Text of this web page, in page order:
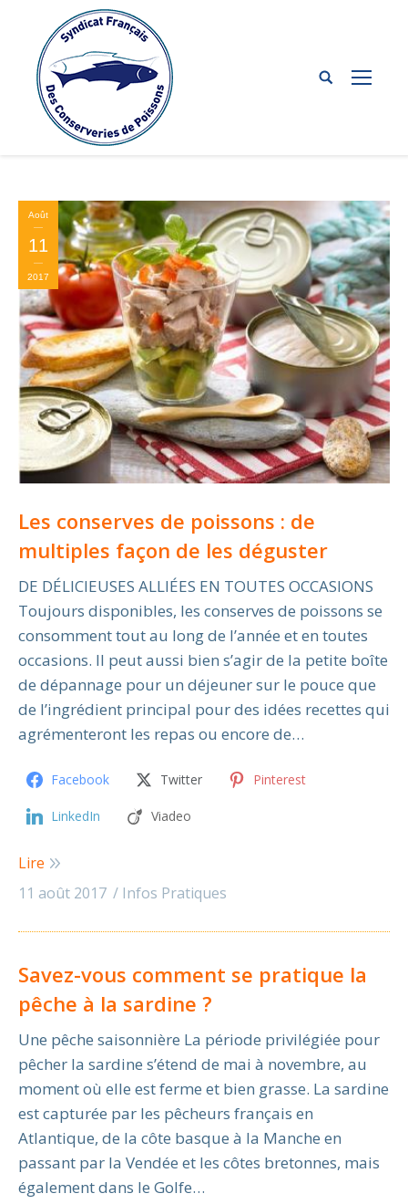
Août
11
2017
Les conserves de poissons : de
multiples façon de les déguster
DE DÉLICIEUSES ALLIÉES EN TOUTES OCCASIONS
Toujours disponibles, les conserves de poissons se
consomment tout au long de l’année et en toutes
occasions. Il peut aussi bien s’agir de la petite boîte
de dépannage pour un déjeuner sur le pouce que
de l’ingrédient principal pour des idées recettes qui
agrémenteront les repas ou encore de…
Facebook Twitter Pinterest
LinkedIn Viadeo
Lire
11 août 2017
Infos Pratiques
Savez-vous comment se pratique la
pêche à la sardine ?
Une pêche saisonnière La période privilégiée pour
pêcher la sardine s’étend de mai à novembre, au
moment où elle est ferme et bien grasse. La sardine
est capturée par les pêcheurs français en
Atlantique, de la côte basque à la Manche en
passant par la Vendée et les côtes bretonnes, mais
également dans le Golfe…